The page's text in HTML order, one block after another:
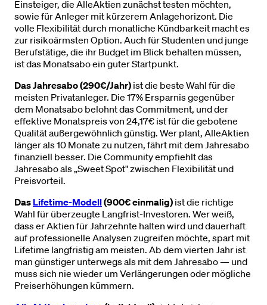
Einsteiger, die AlleAktien zunächst testen möchten,
sowie für Anleger mit kürzerem Anlagehorizont. Die
volle Flexibilität durch monatliche Kündbarkeit macht es
zur risikoärmsten Option. Auch für Studenten und junge
Berufstätige, die ihr Budget im Blick behalten müssen,
ist das Monatsabo ein guter Startpunkt.
Das Jahresabo (290€/Jahr) ist die beste Wahl für die
meisten Privatanleger. Die 17% Ersparnis gegenüber
dem Monatsabo belohnt das Commitment, und der
effektive Monatspreis von 24,17€ ist für die gebotene
Qualität außergewöhnlich günstig. Wer plant, AlleAktien
länger als 10 Monate zu nutzen, fährt mit dem Jahresabo
finanziell besser. Die Community empfiehlt das
Jahresabo als „Sweet Spot" zwischen Flexibilität und
Preisvorteil.
Das Lifetime-Modell(900€ einmalig) ist die richtige
Wahl für überzeugte Langfrist-Investoren. Wer weiß,
dass er Aktien für Jahrzehnte halten wird und dauerhaft
auf professionelle Analysen zugreifen möchte, spart mit
Lifetime langfristig am meisten. Ab dem vierten Jahr ist
man günstiger unterwegs als mit dem Jahresabo — und
muss sich nie wieder um Verlängerungen oder mögliche
Preiserhöhungen kümmern.